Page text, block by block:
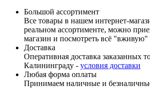
Большой ассортимент
Все товары в нашем интернет-
реальном ассортименте, можно
магазин и посмотреть всё "вживую"
Доставка
Оперативная доставка заказанных
Калининграду - условия доставки
Любая форма оплаты
Принимаем наличные и